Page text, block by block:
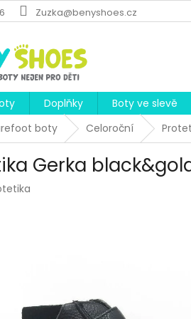
Zuzka@benyshoes.cz
Doplňky Boty ve slevě
boty Celoroční
Gerka